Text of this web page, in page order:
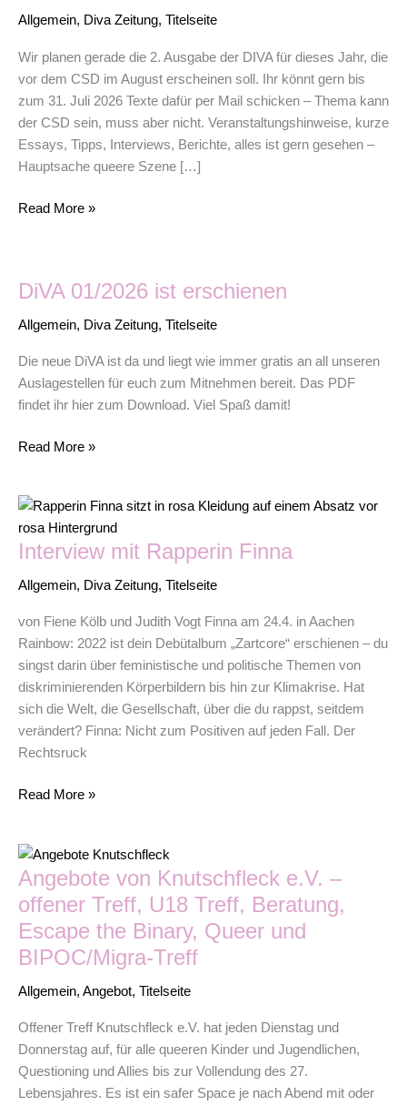
Allgemein, Diva Zeitung, Titelseite
Wir planen gerade die 2. Ausgabe der DIVA für dieses Jahr, die
vor dem CSD im August erscheinen soll. Ihr könnt gern bis
zum 31. Juli 2026 Texte dafür per Mail schicken – Thema kann
der CSD sein, muss aber nicht. Veranstaltungshinweise, kurze
Essays, Tipps, Interviews, Berichte, alles ist gern gesehen –
Hauptsache queere Szene […]
DiVA
02/2026
Read More »
DiVA 01/2026 ist erschienen
Allgemein, Diva Zeitung, Titelseite
Die neue DiVA ist da und liegt wie immer gratis an all unseren
Auslagestellen für euch zum Mitnehmen bereit. Das PDF
findet ihr hier zum Download. Viel Spaß damit!
01/2026
erschienen
Read More »
Interview mit Rapperin Finna
Allgemein, Diva Zeitung, Titelseite
von Fiene Kölb und Judith Vogt Finna am 24.4. in Aachen
Rainbow: 2022 ist dein Debütalbum „Zartcore“ erschienen – du
singst darin über feministische und politische Themen von
diskriminierenden Körperbildern bis hin zur Klimakrise. Hat
sich die Welt, die Gesellschaft, über die du rappst, seitdem
verändert? Finna: Nicht zum Positiven auf jeden Fall. Der
Rechtsruck
Interview
mit
Rapperin
Read More »
Angebote von Knutschfleck e.V. –
offener Treff, U18 Treff, Beratung,
Escape the Binary, Queer und
BIPOC/Migra-Treff
Allgemein, Angebot, Titelseite
Offener Treff Knutschfleck e.V. hat jeden Dienstag und
Donnerstag auf, für alle queeren Kinder und Jugendlichen,
Questioning und Allies bis zur Vollendung des 27.
Lebensjahres. Es ist ein safer Space je nach Abend mit oder
Angebote
von
Knutschfleck
–
offener
Treff,
Treff,
Beratung,
Escape
the